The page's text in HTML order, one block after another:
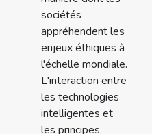
sociétés
appréhendent les
enjeux éthiques à
l'échelle mondiale.
L'interaction entre
les technologies
intelligentes et
les principes